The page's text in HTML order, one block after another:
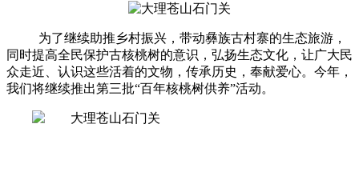
为了继续助推乡村振兴，带动彝族古村寨的生态旅游，
同时提高全民保护古核桃树的意识，弘扬生态文化，让广大民
众走近、认识这些活着的文物，传承历史，奉献爱心。今年，
我们将继续推出第三批“百年核桃树供养”活动。